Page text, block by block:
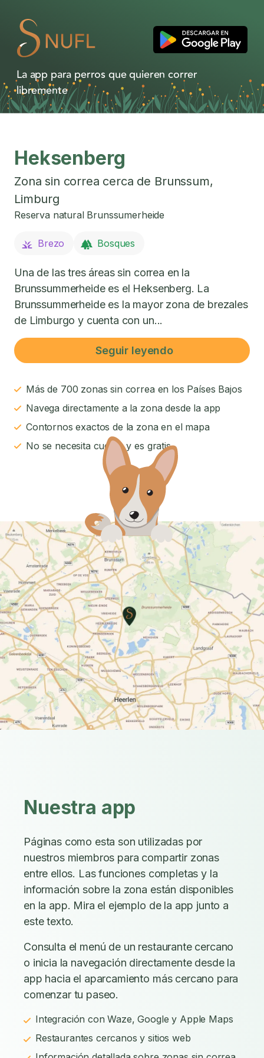
La app para perros que quieren correr
libremente
Heksenberg
Zona sin correa cerca de Brunssum,
Limburg
Reserva natural Brunssumerheide
Brezo Bosques
Una de las tres áreas sin correa en la
Brunssummerheide es el Heksenberg. La
Brunssummerheide es la mayor zona de brezales
de Limburgo y cuenta con un...
Seguir leyendo
Más de 700 zonas sin correa en los Países Bajos
Navega directamente a la zona desde la app
Contornos exactos de la zona en el mapa
No se necesita cuenta y es gratis
Nuestra app
Páginas como esta son utilizadas por
nuestros miembros para compartir zonas
entre ellos. Las funciones completas y la
información sobre la zona están disponibles
en la app. Mira el ejemplo de la app junto a
este texto.
Consulta el menú de un restaurante cercano
o inicia la navegación directamente desde la
app hacia el aparcamiento más cercano para
comenzar tu paseo.
Integración con Waze, Google y Apple Maps
Restaurantes cercanos y sitios web